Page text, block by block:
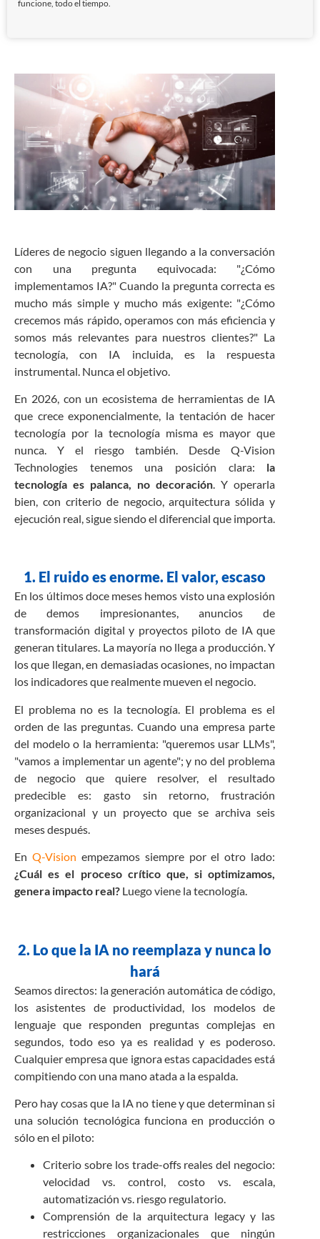
funcione, todo el tiempo.
Líderes de negocio siguen llegando a la conversación
con una pregunta equivocada: "¿Cómo
implementamos IA?" Cuando la pregunta correcta es
mucho más simple y mucho más exigente: "¿Cómo
crecemos más rápido, operamos con más eficiencia y
somos más relevantes para nuestros clientes?" La
tecnología, con IA incluida, es la respuesta
instrumental. Nunca el objetivo.
En 2026, con un ecosistema de herramientas de IA
que crece exponencialmente, la tentación de hacer
tecnología por la tecnología misma es mayor que
nunca. Y el riesgo también. Desde Q-Vision
Technologies tenemos una posición clara: la
tecnología es palanca, no decoración. Y operarla
bien, con criterio de negocio, arquitectura sólida y
ejecución real, sigue siendo el diferencial que importa.
1. El ruido es enorme. El valor, escaso
En los últimos doce meses hemos visto una explosión
de demos impresionantes, anuncios de
transformación digital y proyectos piloto de IA que
generan titulares. La mayoría no llega a producción. Y
los que llegan, en demasiadas ocasiones, no impactan
los indicadores que realmente mueven el negocio.
El problema no es la tecnología. El problema es el
orden de las preguntas. Cuando una empresa parte
del modelo o la herramienta: "queremos usar LLMs",
"vamos a implementar un agente"; y no del problema
de negocio que quiere resolver, el resultado
predecible es: gasto sin retorno, frustración
organizacional y un proyecto que se archiva seis
meses después.
En Q-Vision empezamos siempre por el otro lado:
¿Cuál es el proceso crítico que, si optimizamos,
genera impacto real? Luego viene la tecnología.
2. Lo que la IA no reemplaza y nunca lo
hará
Seamos directos: la generación automática de código,
los asistentes de productividad, los modelos de
lenguaje que responden preguntas complejas en
segundos, todo eso ya es realidad y es poderoso.
Cualquier empresa que ignora estas capacidades está
compitiendo con una mano atada a la espalda.
Pero hay cosas que la IA no tiene y que determinan si
una solución tecnológica funciona en producción o
sólo en el piloto:
Criterio sobre los trade-offs reales del negocio:
velocidad vs. control, costo vs. escala,
automatización vs. riesgo regulatorio.
Comprensión de la arquitectura legacy y las
restricciones organizacionales que ningún